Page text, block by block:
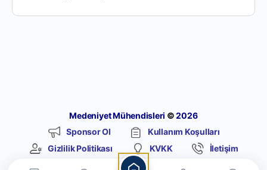
Medeniyet Mühendisleri © 2026
Sponsor Ol
Kullanım Koşulları
Gizlilik Politikası
KVKK İletişim